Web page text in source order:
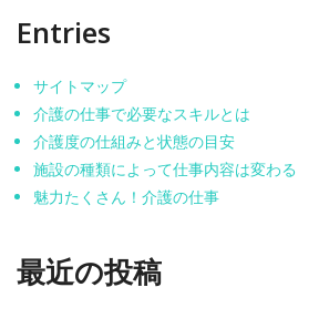
Entries
サイトマップ
介護の仕事で必要なスキルとは
介護度の仕組みと状態の目安
施設の種類によって仕事内容は変わる
魅力たくさん！介護の仕事
最近の投稿